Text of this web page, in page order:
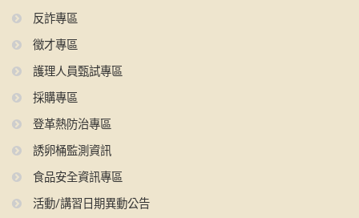
反詐專區
徵才專區
護理人員甄試專區
採購專區
登革熱防治專區
誘卵桶監測資訊
食品安全資訊專區
活動/講習日期異動公告